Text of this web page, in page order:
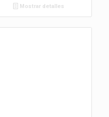
Mostrar detalles